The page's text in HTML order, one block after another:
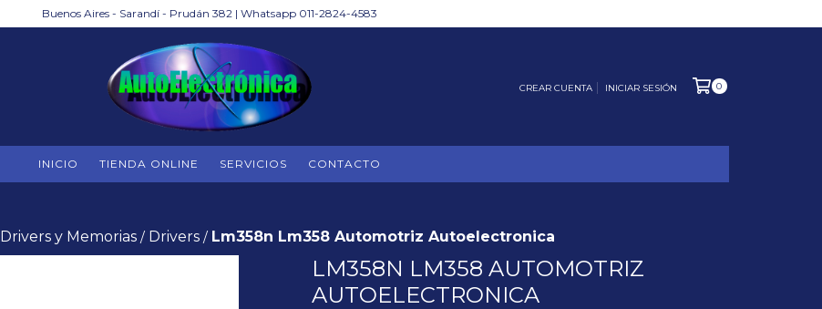
Buenos Aires - Sarandí - Prudán 382 | Whatsapp 011-2824-4583
CREAR CUENTA INICIAR SESIÓN 0
INICIO TIENDA ONLINE SERVICIOS CONTACTO
Drivers y Memorias / Drivers / Lm358n Lm358 Automotriz Autoelectronica
LM358N LM358 AUTOMOTRIZ
AUTOELECTRONICA